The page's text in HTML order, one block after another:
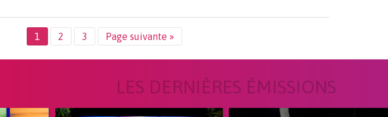
1 2 3 Page suivante »
LES DERNIÈRES ÉMISSIONS